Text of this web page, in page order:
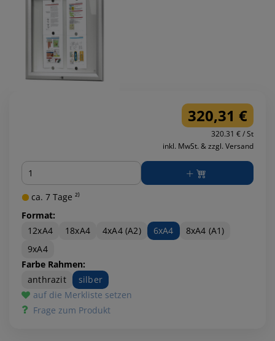
320,31 €
320.31 € / St
inkl. MwSt. & zzgl. Versand
Menge
ca. 7 Tage ²⁾
Format:
12xA4
18xA4 4xA4 (A2) 6xA4
8xA4 (A1)
9xA4
Farbe Rahmen:
anthrazit
silber
auf die Merkliste setzen
Frage zum Produkt